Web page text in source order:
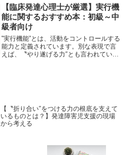
メモリ″は〝脳のメモ帳”といった記憶の保
持・処理に関する...
【臨床発達心理士が厳選】実行機
能に関するおすすめ本：初級～中
級者向け
‟実行機能”とは、活動をコントロールする
能力と定義されています。別な表現で言
えば、〝やり遂げる力″とも言われていま
【〝折り合い″をつける力の根底を支えて
いるものとは？】発達障害児支援の現場
から考える